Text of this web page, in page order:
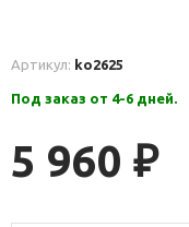
Артикул: ko2625
Под заказ от 4-6 дней.
5 960 ₽